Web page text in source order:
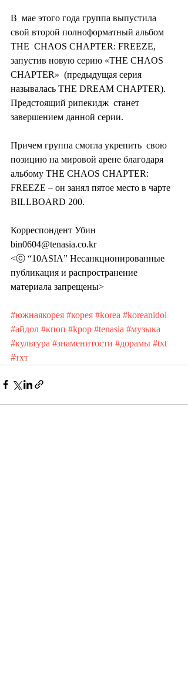
В  мае этого года группа выпустила
свой второй полноформатный альбом
THE  CHAOS CHAPTER: FREEZE,
запустив новую серию «THE CHAOS
CHAPTER»  (предыдущая серия
называлась THE DREAM CHAPTER).
Предстоящий рипекидж  станет
завершением данной серии.
Причем группа смогла укрепить  свою
позицию на мировой арене благодаря
альбому THE CHAOS CHAPTER:
FREEZE – он занял пятое место в чарте
BILLBOARD 200.
Корреспондент Убин
bin0604@tenasia.co.kr
<ⓒ “10ASIA” Несанкционированные
публикация и распространение
материала запрещены>
#южнаякорея #корея #korea #koreanidol
#айдол #кпоп #kpop #tenasia #музыка
#культура #знаменитости #дорамы #txt
#тхт